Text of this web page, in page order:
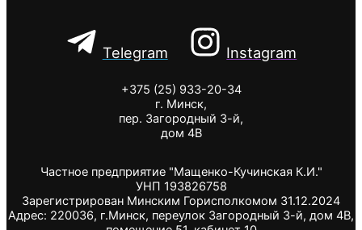
Telegram Instagram
+375 (25) 933-20-34
г. Минск,
пер. Загородный 3-й,
дом 4В
Частное предприятие "Мащенко-Кучинская К.И."
УНП 193826758
Зарегистрирован Минским Горисполкомом 31.12.2024
Адрес: 220036, г.Минск, переулок Загородный 3-й, дом 4В,